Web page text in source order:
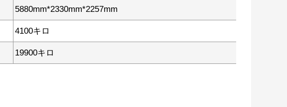
5880mm*2330mm*2257mm
4100キロ
19900キロ